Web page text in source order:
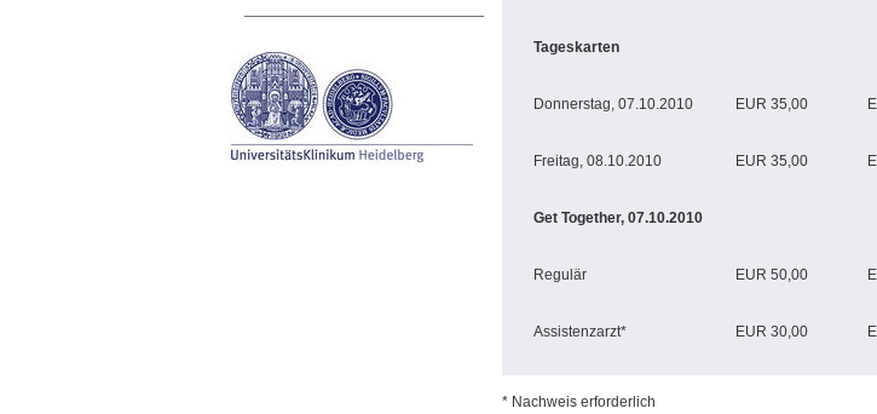
Tageskarten
Donnerstag, 07.10.2010 EUR 35,00
Freitag, 08.10.2010 EUR 35,00
Get Together, 07.10.2010
Regulär EUR 50,00
Assistenzarzt* EUR 30,00
* Nachweis erforderlich